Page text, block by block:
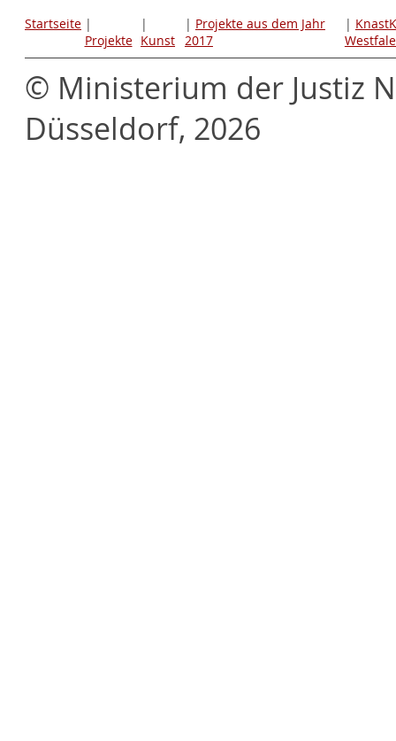
Startseite |
Projekte
|
Kunst
| Projekte aus dem Jahr
2017
|
© Ministerium der Justiz
Düsseldorf, 2026